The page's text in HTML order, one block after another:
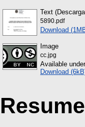
Text
5890.pdf
Download
Image
cc.jpg
Available
Download